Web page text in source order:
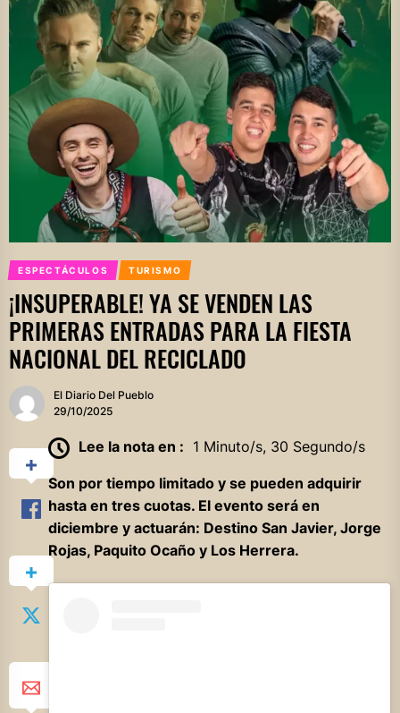
ESPECTÁCULOS TURISMO
¡INSUPERABLE! YA SE VENDEN LAS
PRIMERAS ENTRADAS PARA LA FIESTA
NACIONAL DEL RECICLADO
El Diario Del Pueblo
29/10/2025
Lee la nota en : 1 Minuto/s, 30 Segundo/s
Son por tiempo limitado y se pueden adquirir
hasta en tres cuotas. El evento será en
diciembre y actuarán: Destino San Javier, Jorge
Rojas, Paquito Ocaño y Los Herrera.